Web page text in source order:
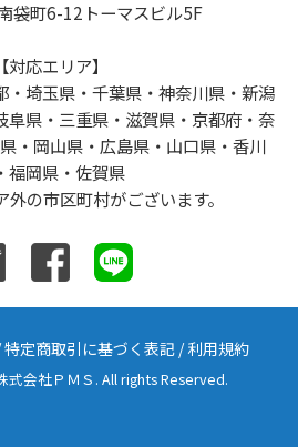
袋町6-12トーマスビル5F
【対応エリア】
・埼玉県・千葉県・神奈川県・新潟
阜県・三重県・滋賀県・京都府・奈
・岡山県・広島県・山口県・香川
福岡県・佐賀県
の市区町村がございます。
特定商取引に基づく表記 /利用規約
式会社ＰＭＳ. All rights Reserved.